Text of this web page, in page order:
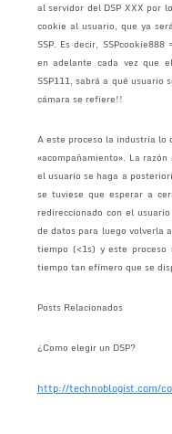
al servidor del DSP XXX por
cookie al usuario, que ya
SSP. Es decir,
en adelante cada vez que
SSP111, sabrá a qué
cámara se refiere!!
A este proceso la industria lo
«acompañamiento». La
el usuario se haga a
se tuviese que esperar a
redireccionado con el
de datos para luego volverla
tiempo (<1s) y este
tiempo tan efímero que se
Posts Relacionados
¿Como elegir un DSP?
http://technoblogist.com/